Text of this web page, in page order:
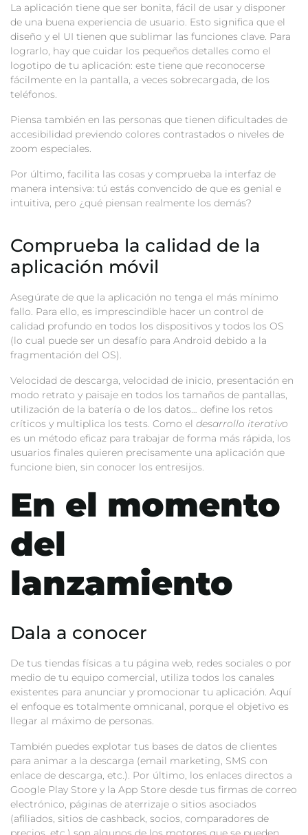
La aplicación tiene que ser bonita, fácil de usar y disponer
de una buena experiencia de usuario. Esto significa que el
diseño y el UI tienen que sublimar las funciones clave. Para
lograrlo, hay que cuidar los pequeños detalles como el
logotipo de tu aplicación: este tiene que reconocerse
fácilmente en la pantalla, a veces sobrecargada, de los
teléfonos.
Piensa también en las personas que tienen dificultades de
accesibilidad previendo colores contrastados o niveles de
zoom especiales.
Por último, facilita las cosas y comprueba la interfaz de
manera intensiva: tú estás convencido de que es genial e
intuitiva, pero ¿qué piensan realmente los demás?
Comprueba la calidad de la
aplicación móvil
Asegúrate de que la aplicación no tenga el más mínimo
fallo. Para ello, es imprescindible hacer un control de
calidad profundo en todos los dispositivos y todos los OS
(lo cual puede ser un desafío para Android debido a la
fragmentación del OS).
Velocidad de descarga, velocidad de inicio, presentación en
modo retrato y paisaje en todos los tamaños de pantallas,
utilización de la batería o de los datos… define los retos
críticos y multiplica los tests. Como el desarrollo iterativo
es un método eficaz para trabajar de forma más rápida, los
usuarios finales quieren precisamente una aplicación que
funcione bien, sin conocer los entresijos.
En el momento
del
lanzamiento
Dala a conocer
De tus tiendas físicas a tu página web, redes sociales o por
medio de tu equipo comercial, utiliza todos los canales
existentes para anunciar y promocionar tu aplicación. Aquí
el enfoque es totalmente omnicanal, porque el objetivo es
llegar al máximo de personas.
También puedes explotar tus bases de datos de clientes
para animar a la descarga (email marketing, SMS con
enlace de descarga, etc.). Por último, los enlaces directos a
Google Play Store y la App Store desde tus firmas de correo
electrónico, páginas de aterrizaje o sitios asociados
(afiliados, sitios de cashback, socios, comparadores de